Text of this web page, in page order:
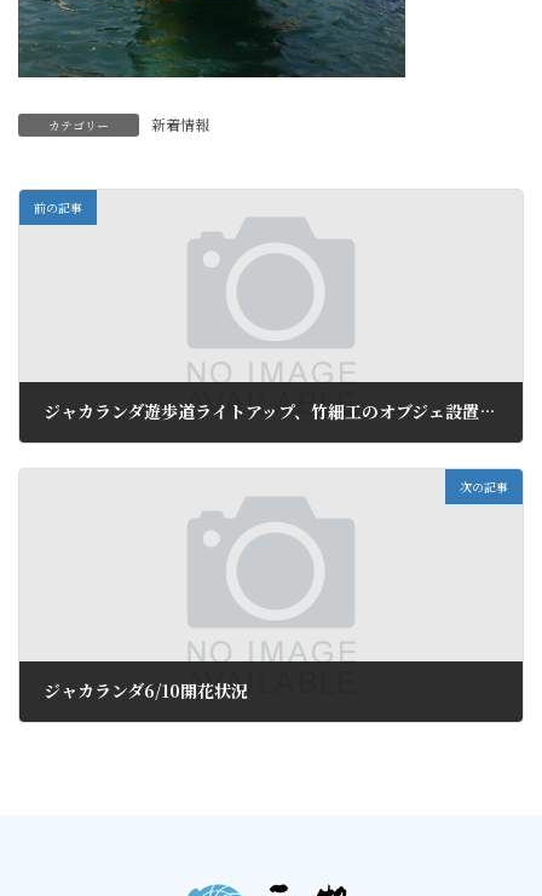
カテゴリー 新着情報
前の記事
ジャカランダ遊歩道ライトアップ、竹細工のオブジェ設置も完了
次の記事
ジャカランダ6/10開花状況